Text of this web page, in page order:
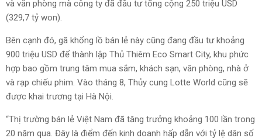
và văn phòng mà công ty đã đầu tư tổng cộng 250 triệu USD
(329,7 tỷ won).
Bên cạnh đó, gã khổng lồ bán lẻ này cũng đang đầu tư khoảng
900 triệu USD để thành lập Thủ Thiêm Eco Smart City, khu phức
hợp bao gồm trung tâm mua sắm, khách sạn, văn phòng, nhà ở
và rạp chiếu phim. Vào tháng 8, Thủy cung Lotte World cũng sẽ
được khai trương tại Hà Nội.
“Thị trường bán lẻ Việt Nam đã tăng trưởng khoảng 100 lần trong
20 năm qua. Đây là điểm đến kinh doanh hấp dẫn với tỷ lệ dân số